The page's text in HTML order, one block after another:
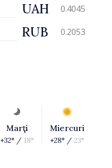
UAH 0.4045
RUB 0.2053
Marţi
+32° / 18°
Miercuri
+28° / 23°